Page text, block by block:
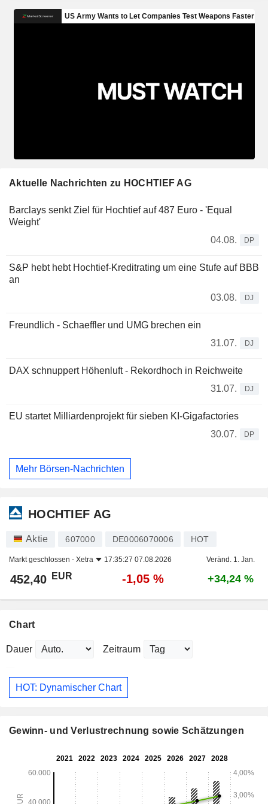
Aktuelle Nachrichten zu HOCHTIEF AG
Barclays senkt Ziel für Hochtief auf 487 Euro - 'Equal
Weight'
04.08.
DP
S&P hebt hebt Hochtief-Kreditrating um eine Stufe auf BBB
an
03.08.
DJ
Freundlich - Schaeffler und UMG brechen ein
31.07.
DJ
DAX schnuppert Höhenluft - Rekordhoch in Reichweite
31.07.
DJ
EU startet Milliardenprojekt für sieben KI-Gigafactories
30.07.
DP
Mehr Börsen-Nachrichten
HOCHTIEF AG
Aktie 607000 DE0006070006 HOT
Markt geschlossen - Xetra 17:35:27 07.08.2026 Veränd. 1. Jan.
452,40 EUR -1,05 % +34,24 %
Chart
Dauer Zeitraum
HOT: Dynamischer Chart
Gewinn- und Verlustrechnung sowie Schätzungen